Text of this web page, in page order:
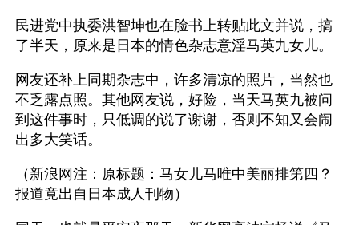
民进党中执委洪智坤也在脸书上转贴此文并说，搞
了半天，原来是日本的情色杂志意淫马英九女儿。
网友还补上同期杂志中，许多清凉的照片，当然也
不乏露点照。其他网友说，好险，当天马英九被问
到这件事时，只低调的说了谢谢，否则不知又会闹
出多大笑话。
（新浪网注：原标题：马女儿马唯中美丽排第四？
报道竟出自日本成人刊物）